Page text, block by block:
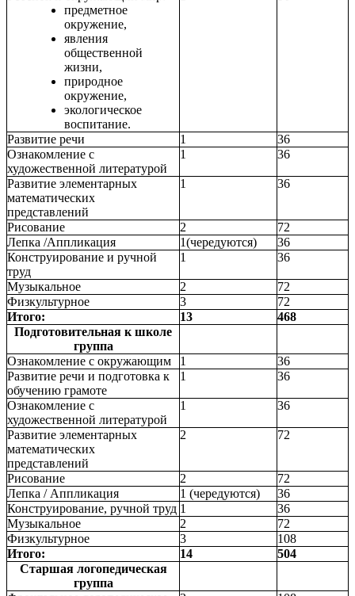
предметное
окружение,
явления
общественной
жизни,
природное
окружение,
экологическое
воспитание.
Развитие речи 1
36
Ознакомление с
художественной литературой
1 36
Развитие элементарных
математических
представлений
1 36
Рисование 2
72
Лепка /Аппликация
1(чередуются)
36
Конструирование и ручной
труд
1 36
Музыкальное 2
72
Физкультурное
3
72
Итого:
13
468
Подготовительная к школе
группа
Ознакомление с окружающим
1
36
Развитие речи и подготовка к
обучению грамоте
1 36
Ознакомление с
художественной литературой
1 36
Развитие элементарных
математических
представлений
2 72
Рисование 2
72
Лепка / Аппликация
1 (чередуются)
36
Конструирование, ручной труд 1
36
Музыкальное
2
72
Физкультурное
3
108
Итого:
14
504
Старшая логопедическая
группа